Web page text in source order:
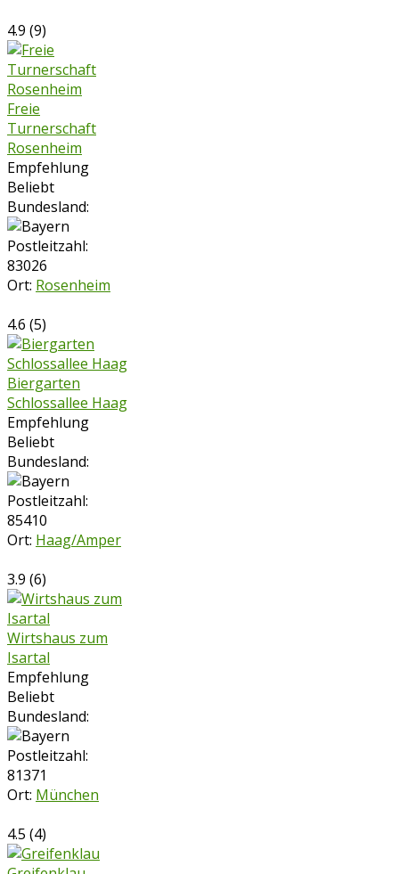
4.9 (9)
Freie
Turnerschaft
Rosenheim
Empfehlung
Beliebt
Bundesland:
Postleitzahl:
83026
Ort: Rosenheim
4.6 (5)
Biergarten
Schlossallee Haag
Empfehlung
Beliebt
Bundesland:
Postleitzahl:
85410
Ort: Haag/Amper
3.9 (6)
Wirtshaus zum
Isartal
Empfehlung
Beliebt
Bundesland:
Postleitzahl:
81371
Ort: München
4.5 (4)